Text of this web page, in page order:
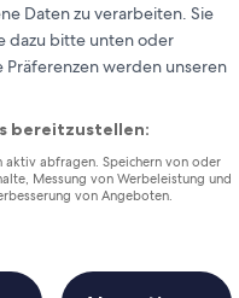
Daten zu verarbeiten. Sie
dazu bitte unten oder
Präferenzen werden unseren
bereitzustellen:
abfragen. Speichern von oder
Messung von Werbeleistung und
von Angeboten.